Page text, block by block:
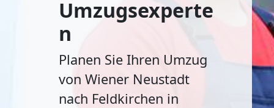
Umzugsexperte
n
Planen Sie Ihren Umzug
von Wiener Neustadt
nach Feldkirchen in